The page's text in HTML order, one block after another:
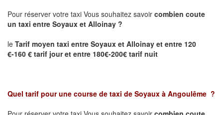
Pour réserver votre taxi Vous souhaitez savoir combien coute
un taxi entre Soyaux et Alloinay ?
le Tarif moyen taxi entre Soyaux et Alloinay et entre 120
€-160 € tarif jour et entre 180€-200€ tarif nuit
Quel tarif pour une course de taxi de Soyaux à Angoulême ?